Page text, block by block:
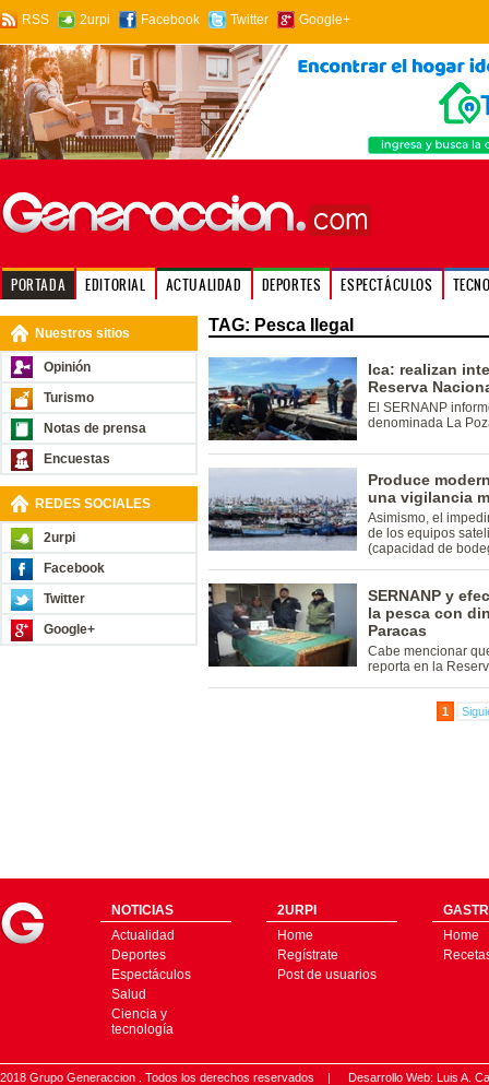
RSS 2urpi Facebook Twitter Google+
PORTADA EDITORIAL ACTUALIDAD DEPORTES ESPECTÁCULOS
Nuestros sitios
Opinión
Turismo
Notas de prensa
Encuestas
REDES SOCIALES
2urpi
Facebook
Twitter
Google+
TAG: Pesca Ilegal
Ica: realizan
Reserva
El SERNANP
denominada La
Produce
una vigilancia
Asimismo, el
de los equipos
(capacidad de
SERNANP y
la pesca con
Paracas
Cabe mencionar
reporta en la
1
NOTICIAS
Actualidad
Deportes
Espectáculos
Salud
Ciencia y
tecnología
2URPI
Home
Regístrate
Post de usuarios
Home
2018 Grupo Generaccion . Todos los derechos reservados | Desarrollo Web: Luis